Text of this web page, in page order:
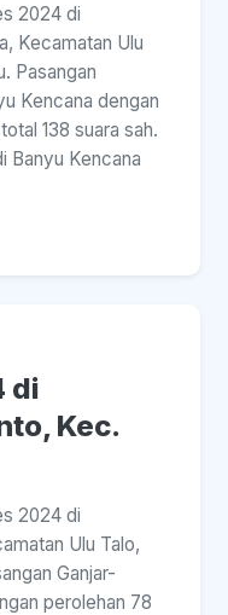
2024 di
Kecamatan Ulu
Pasangan
Kencana dengan
138 suara sah.
Banyu Kencana
di
Kec.
2024 di
Ulu Talo,
Ganjar-
perolehan 78